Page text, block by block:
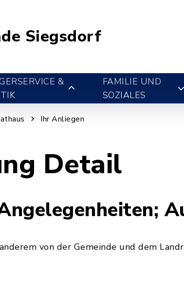
Siegsdorf
&
FAMILIE UND
SOZIALES
Ihr Anliegen
Detail
von der Gemeinde und dem